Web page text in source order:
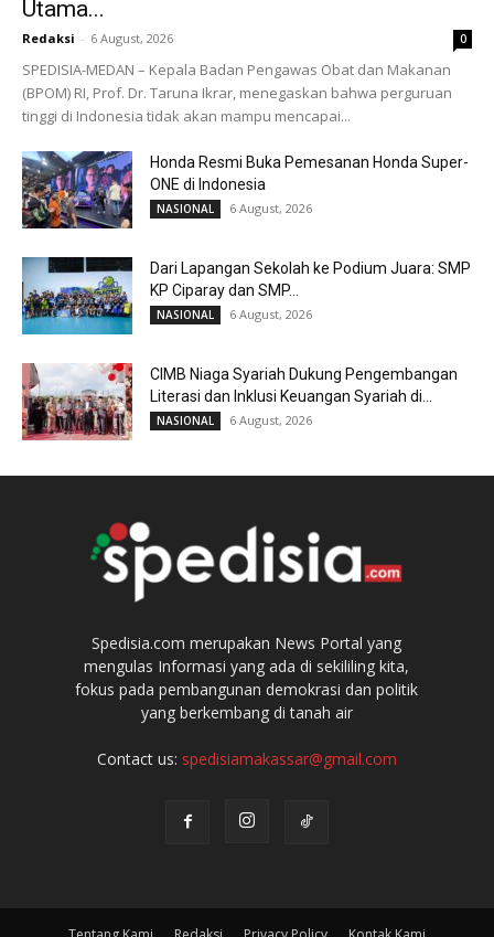
Utama...
Redaksi - 6 August, 2026 0
SPEDISIA-MEDAN – Kepala Badan Pengawas Obat dan Makanan
(BPOM) RI, Prof. Dr. Taruna Ikrar, menegaskan bahwa perguruan
tinggi di Indonesia tidak akan mampu mencapai...
Honda Resmi Buka Pemesanan Honda Super-
ONE di Indonesia
NASIONAL 6 August, 2026
Dari Lapangan Sekolah ke Podium Juara: SMP
KP Ciparay dan SMP...
NASIONAL 6 August, 2026
CIMB Niaga Syariah Dukung Pengembangan
Literasi dan Inklusi Keuangan Syariah di...
NASIONAL 6 August, 2026
Spedisia.com merupakan News Portal yang
mengulas Informasi yang ada di sekililing kita,
fokus pada pembangunan demokrasi dan politik
yang berkembang di tanah air
Contact us: spedisiamakassar@gmail.com